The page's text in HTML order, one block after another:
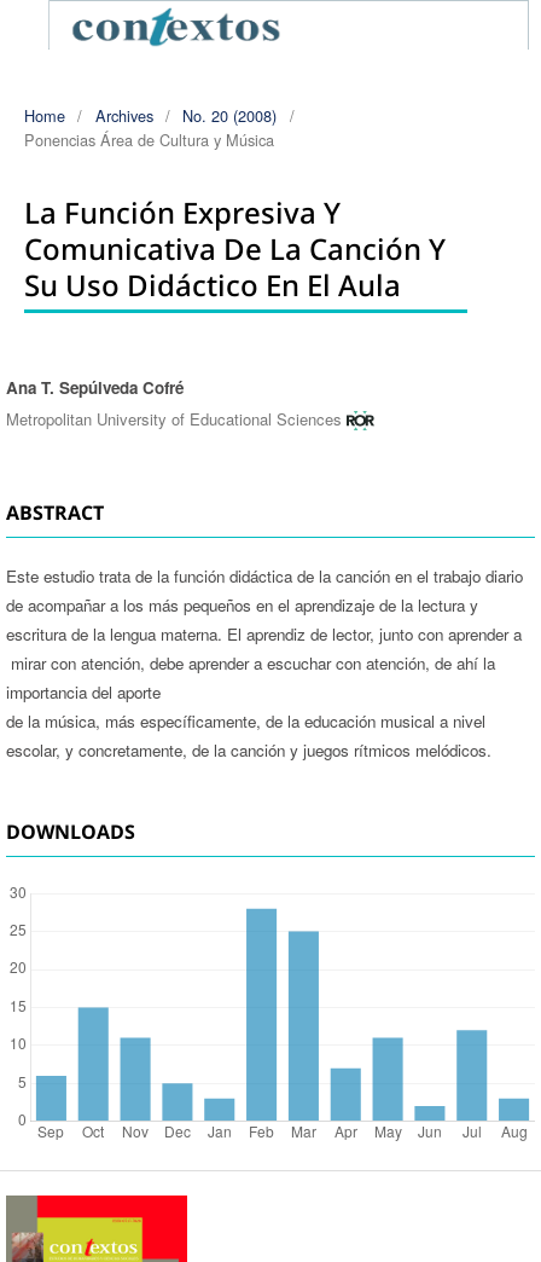
Home / Archives / No. 20 (2008) /
Ponencias Área de Cultura y Música
La Función Expresiva Y
Comunicativa De La Canción Y
Su Uso Didáctico En El Aula
Authors
Ana T. Sepúlveda Cofré
Metropolitan University of Educational Sciences
ABSTRACT
Este estudio trata de la función didáctica de la canción en el trabajo diario
de acompañar a los más pequeños en el aprendizaje de la lectura y
escritura de la lengua materna. El aprendiz de lector, junto con aprender a
mirar con atención, debe aprender a escuchar con atención, de ahí la
importancia del aporte
de la música, más específicamente, de la educación musical a nivel
escolar, y concretamente, de la canción y juegos rítmicos melódicos.
DOWNLOADS